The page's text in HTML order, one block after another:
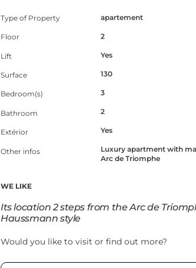
Type of Property
Floor
Lift
Surface
Bedroom(s)
Bathroom
Extérior
Other infos
apartement
2
Yes
130
3
2
Yes
Luxury apartment with
Arc de Triomphe
WE LIKE
Its location 2 steps from the Arc de
Haussmann style
Would you like to visit or find out more?